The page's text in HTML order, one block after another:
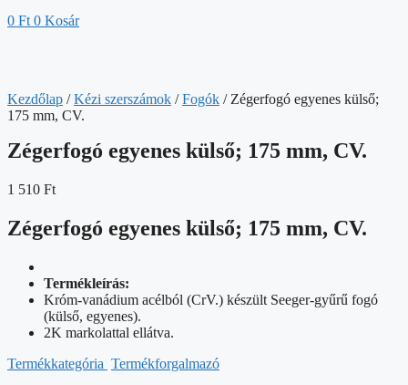
0 Ft 0 Kosár
Kezdőlap /Kézi szerszámok /Fogók / Zégerfogó egyenes külső;
175 mm, CV.
Zégerfogó egyenes külső; 175 mm, CV.
1 510 Ft
Zégerfogó egyenes külső; 175 mm, CV.
Termékleírás:
Króm-vanádium acélból (CrV.) készült Seeger-gyűrű fogó
(külső, egyenes).
2K markolattal ellátva.
Termékkategória Termékforgalmazó